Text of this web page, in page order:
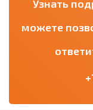
Узнать
можете